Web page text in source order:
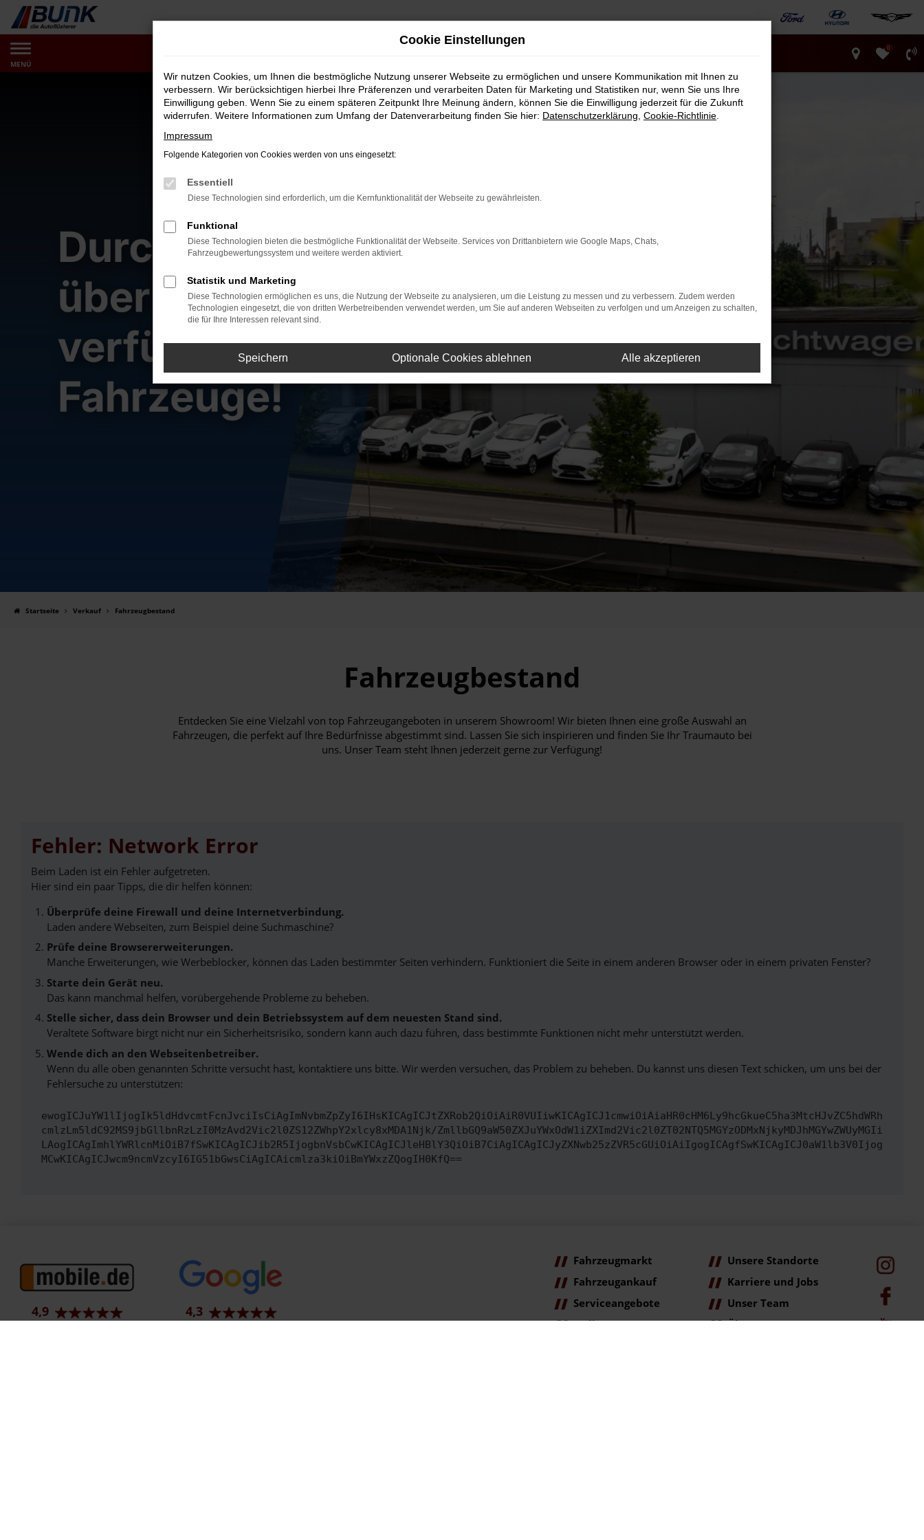
Zum
Hauptinhalt
springen
MENÜ
0
Startseite Verkauf Fahrzeugbestand
Fahrzeugbestand
Entdecken Sie eine Vielzahl von top Fahrzeugangeboten in unserem Showroom! Wir bieten Ihnen eine große Auswahl an
Fahrzeugen, die perfekt auf Ihre Bedürfnisse abgestimmt sind. Lassen Sie sich inspirieren und finden Sie Ihr Traumauto bei
uns. Unser Team steht Ihnen jederzeit gerne zur Verfügung!
Fehler: Network Error
Beim Laden ist ein Fehler aufgetreten.
Hier sind ein paar Tipps, die dir helfen können:
Überprüfe deine Firewall und deine Internetverbindung.
Laden andere Webseiten, zum Beispiel deine Suchmaschine?
Prüfe deine Browsererweiterungen.
Manche Erweiterungen, wie Werbeblocker, können das Laden bestimmter Seiten verhindern. Funktioniert die Seite in einem anderen Browser oder in einem privaten Fenster?
Starte dein Gerät neu.
Das kann manchmal helfen, vorübergehende Probleme zu beheben.
Stelle sicher, dass dein Browser und dein Betriebssystem auf dem neuesten Stand sind.
Veraltete Software birgt nicht nur ein Sicherheitsrisiko, sondern kann auch dazu führen, dass bestimmte Funktionen nicht mehr unterstützt werden.
Wende dich an den Webseitenbetreiber.
Wenn du alle oben genannten Schritte versucht hast, kontaktiere uns bitte. Wir werden versuchen, das Problem zu beheben. Du kannst uns diesen Text schicken, um uns bei der
Fehlersuche zu unterstützen:
ewogICJuYW1lIjogIk5ldHdvcmtFcnJvciIsCiAgImNvbmZpZyI6IHsKICAgICJtZXRob2QiOiAiR0VUIiwKICAgICJ1cmwiOiAiaHR0cHM6Ly9hcGkueC5ha3MtcHJvZC5hdWRh
cmlzLm5ldC92MS9jbGllbnRzLzI0MzAvd2Vic2l0ZS12ZWhpY2xlcy8xMDA1Njk/ZmllbGQ9aW50ZXJuYWxOdW1iZXImd2Vic2l0ZT02NTQ5MGYzODMxNjkyMDJhMGYwZWUyMGIi
LAogICAgImhlYWRlcnMiOiB7fSwKICAgICJib2R5IjogbnVsbCwKICAgICJleHBlY3QiOiB7CiAgICAgICJyZXNwb25zZVR5cGUiOiAiIgogICAgfSwKICAgICJ0aW1lb3V0Ijog
MCwKICAgICJwcm9ncmVzcyI6IG51bGwsCiAgICAicmlza3kiOiBmYWxzZQogIH0KfQ==
4,9 4,3
Fahrzeugmarkt
Fahrzeugankauf
Serviceangebote
Online
Unsere Standorte
Karriere und Jobs
Unser Team
Über Uns
Cookie Einstellungen
Wir nutzen Cookies, um Ihnen die bestmögliche Nutzung unserer Webseite zu ermöglichen und unsere Kommunikation mit Ihnen zu
verbessern. Wir berücksichtigen hierbei Ihre Präferenzen und verarbeiten Daten für Marketing und Statistiken nur, wenn Sie uns Ihre
Einwilligung geben. Wenn Sie zu einem späteren Zeitpunkt Ihre Meinung ändern, können Sie die Einwilligung jederzeit für die Zukunft
widerrufen. Weitere Informationen zum Umfang der Datenverarbeitung finden Sie hier: Datenschutzerklärung Cookie-Richtlinie
Impressum
Folgende Kategorien von Cookies werden von uns eingesetzt:
Essentiell
Diese Technologien sind erforderlich, um die Kernfunktionalität der Webseite zu gewährleisten.
Funktional
Diese Technologien bieten die bestmögliche Funktionalität der Webseite. Services von Drittanbietern wie Google Maps, Chats,
Fahrzeugbewertungssystem und weitere werden aktiviert.
Statistik und Marketing
Diese Technologien ermöglichen es uns, die Nutzung der Webseite zu analysieren, um die Leistung zu messen und zu verbessern. Zudem werden
Technologien eingesetzt, die von dritten Werbetreibenden verwendet werden, um Sie auf anderen Webseiten zu verfolgen und um Anzeigen zu schalten,
die für Ihre Interessen relevant sind.
Speichern Optionale Cookies ablehnen Alle akzeptieren